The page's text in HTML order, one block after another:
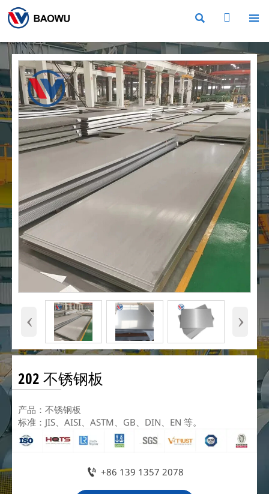
  
‹ ›
202 不锈钢板
产品：不锈钢板
标准：JIS、AISI、ASTM、GB、DIN、EN 等。
 +86 139 1357 2078